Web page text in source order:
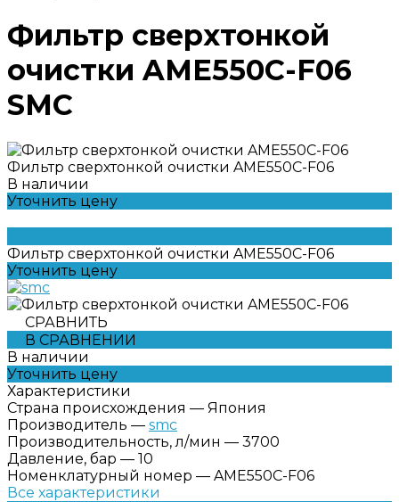
Фильтр сверхтонкой
очистки AME550C-F06
SMC
Фильтр сверхтонкой очистки AME550C-F06
В наличии
Уточнить цену
Фильтр сверхтонкой очистки AME550C-F06
Уточнить цену
СРАВНИТЬ
В СРАВНЕНИИ
В наличии
Уточнить цену
Характеристики
Страна происхождения — Япония
Производитель — smc
Производительность, л/мин — 3700
Давление, бар — 10
Номенклатурный номер — AME550C-F06
Все характеристики